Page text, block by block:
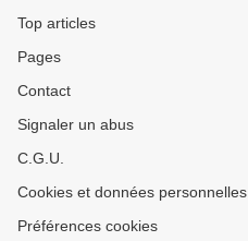
Top articles
Pages
Contact
Signaler un abus
C.G.U.
Cookies et données personnelles
Préférences cookies